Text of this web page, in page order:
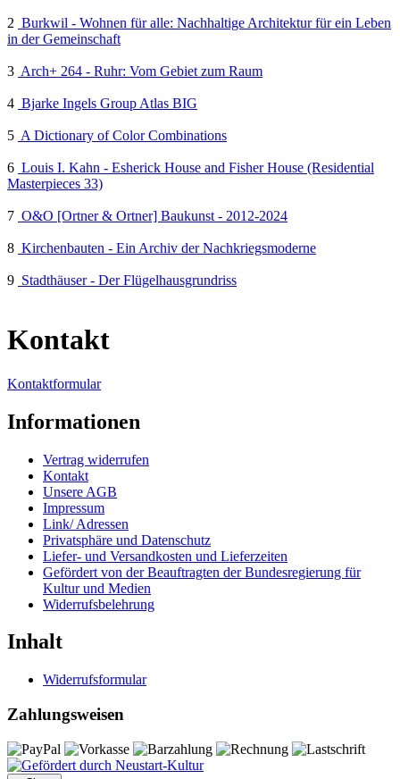
2 Burkwil - Wohnen für alle: Nachhaltige Architektur für ein Leben
in der Gemeinschaft
3 Arch+ 264 - Ruhr: Vom Gebiet zum Raum
4 Bjarke Ingels Group Atlas BIG
5 A Dictionary of Color Combinations
6 Louis I. Kahn - Esherick House and Fisher House (Residential
Masterpieces 33)
7 O&O [Ortner & Ortner] Baukunst - 2012-2024
8 Kirchenbauten - Ein Archiv der Nachkriegsmoderne
9 Stadthäuser - Der Flügelhausgrundriss
Kontakt
Kontaktformular
Informationen
Vertrag widerrufen
Kontakt
Unsere AGB
Impressum
Link/ Adressen
Privatsphäre und Datenschutz
Liefer- und Versandkosten und Lieferzeiten
Gefördert von der Beauftragten der Bundesregierung für
Kultur und Medien
Widerrufsbelehrung
Inhalt
Widerrufsformular
Zahlungsweisen